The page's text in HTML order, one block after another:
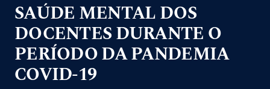
SAÚDE MENTAL DOS
DOCENTES DURANTE O
PERÍODO DA PANDEMIA
COVID-19